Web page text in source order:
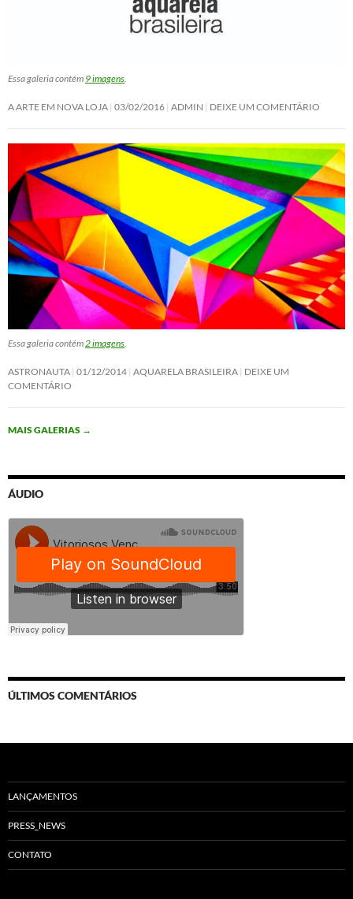
Essa galeria contém 9 imagens
A ARTE EM NOVA LOJA 03/02/2016 ADMIN DEIXE UM COMENTÁRIO
Essa galeria contém2 imagens.
ASTRONAUTA 01/12/2014 AQUARELA BRASILEIRA DEIXE UM
COMENTÁRIO
MAIS GALERIAS →
ÁUDIO
ÚLTIMOS COMENTÁRIOS
LANÇAMENTOS
PRESS_NEWS
CONTATO